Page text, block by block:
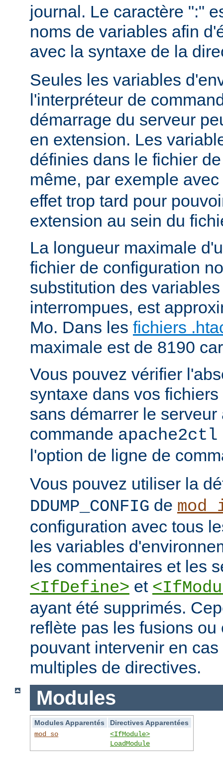
journal. Le caractère ":"
noms de variables afin
avec la syntaxe de la
Seules les variables
l'interpréteur de
démarrage du serveur
en extension. Les
définies dans le fichier
même, par exemple avec
effet trop tard pour
extension au sein du
La longueur maximale
fichier de configuration
substitution des
interrompues, est
Mo. Dans les fichiers
maximale est de 8190
Vous pouvez vérifier
syntaxe dans vos
sans démarrer le
commande
l'option de ligne de
Vous pouvez utiliser la
DDUMP_CONFIG de
configuration avec tous
les variables
les commentaires et les
<IfDefine> et
ayant été supprimés.
reflète pas les fusions ou
pouvant intervenir en
multiples de directives.
Modules
Modules Apparentés
Directives Apparentées
mod_so
<IfModule>
LoadModule